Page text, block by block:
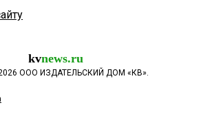
kvnews.ru
ООО ИЗДАТЕЛЬСКИЙ ДОМ «КВ».